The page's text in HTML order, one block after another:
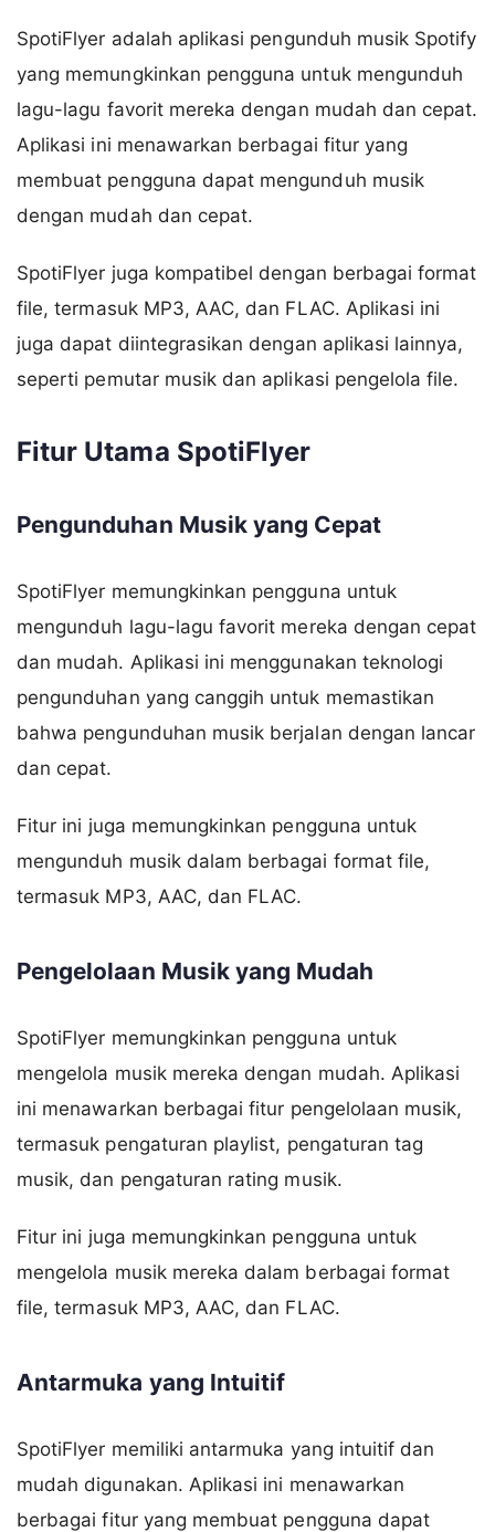
SpotiFlyer adalah aplikasi pengunduh musik Spotify
yang memungkinkan pengguna untuk mengunduh
lagu-lagu favorit mereka dengan mudah dan cepat.
Aplikasi ini menawarkan berbagai fitur yang
membuat pengguna dapat mengunduh musik
dengan mudah dan cepat.
SpotiFlyer juga kompatibel dengan berbagai format
file, termasuk MP3, AAC, dan FLAC. Aplikasi ini
juga dapat diintegrasikan dengan aplikasi lainnya,
seperti pemutar musik dan aplikasi pengelola file.
Fitur Utama SpotiFlyer
Pengunduhan Musik yang Cepat
SpotiFlyer memungkinkan pengguna untuk
mengunduh lagu-lagu favorit mereka dengan cepat
dan mudah. Aplikasi ini menggunakan teknologi
pengunduhan yang canggih untuk memastikan
bahwa pengunduhan musik berjalan dengan lancar
dan cepat.
Fitur ini juga memungkinkan pengguna untuk
mengunduh musik dalam berbagai format file,
termasuk MP3, AAC, dan FLAC.
Pengelolaan Musik yang Mudah
SpotiFlyer memungkinkan pengguna untuk
mengelola musik mereka dengan mudah. Aplikasi
ini menawarkan berbagai fitur pengelolaan musik,
termasuk pengaturan playlist, pengaturan tag
musik, dan pengaturan rating musik.
Fitur ini juga memungkinkan pengguna untuk
mengelola musik mereka dalam berbagai format
file, termasuk MP3, AAC, dan FLAC.
Antarmuka yang Intuitif
SpotiFlyer memiliki antarmuka yang intuitif dan
mudah digunakan. Aplikasi ini menawarkan
berbagai fitur yang membuat pengguna dapat